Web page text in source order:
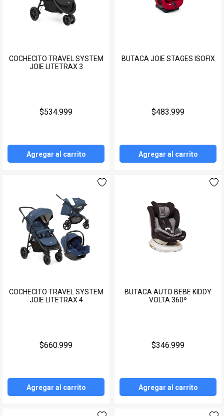
COCHECITO TRAVEL SYSTEM
JOIE LITETRAX 3
$534.999
Agregar al carrito
BUTACA JOIE STAGES ISOFIX
$483.999
Agregar al carrito
COCHECITO TRAVEL SYSTEM
JOIE LITETRAX 4
$660.999
Agregar al carrito
BUTACA AUTO BEBE KIDDY
VOLTA 360º
$346.999
Agregar al carrito